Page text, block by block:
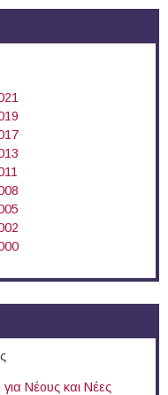
Νέους και Νέες